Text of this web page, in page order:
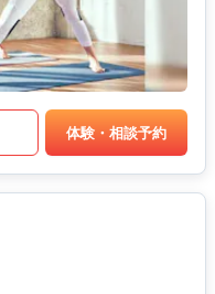
体験・相談予約